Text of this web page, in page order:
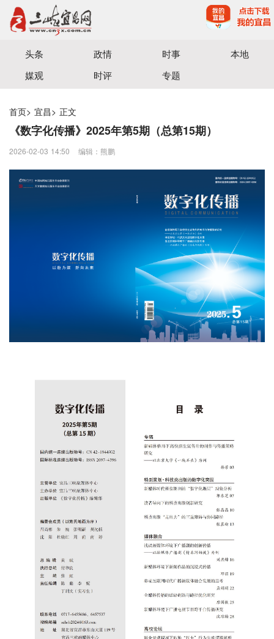
宜昌三峡融媒体中心主办
头条 政情 时事
本地
媒观
时评 专题
首页> 宜昌> 正文
《数字化传播》2025年第5期（总第15期）
2026-02-03 14:50 编辑：熊鹏